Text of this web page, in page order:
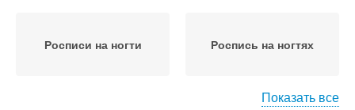
Росписи на ногти Роспись на ногтях
Показать все